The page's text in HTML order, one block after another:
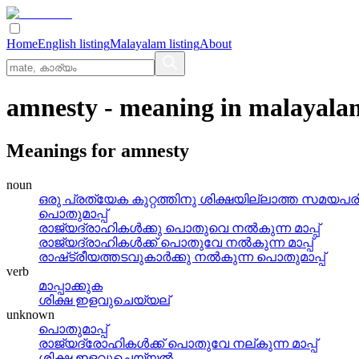
HomeEnglish listingMalayalam listingAbout
amnesty - meaning in
Meanings for amnesty
noun
ഒരു പ്രത്യേക കുറ്റത്തിനു ശിക്ഷയില്ലാത്ത
പൊതുമാപ്പ്
രാജ്യദ്രാഹികള്‍ക്കു പൊതുവെ നല്‍കുന്ന മാപ്പ്
രാജ്യദ്രാഹികള്‍ക്ക്‌ പൊതുവേ നല്‍കുന്ന മാപ്പ്
രാഷ്‌ട്രീയത്തടവുകാര്‍ക്കു നല്‍കുന്ന പൊതുമാപ്പ്
verb
മാപ്പാക്കുക
ശിക്ഷ ഇളവുചെയ്യല്
unknown
പൊതുമാപ്പ്
രാജ്യദ്രോഹികള്‍ക്ക് പൊതുവേ നല്കുന്ന മാപ്പ്